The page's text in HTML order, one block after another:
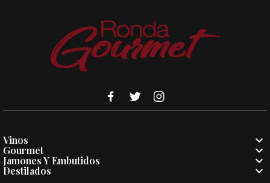
Vinos 
Gourmet 
Jamones Y Embutidos 
Destilados 